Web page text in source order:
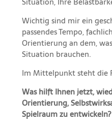
Wichtig sind mir ein
passendes Tempo,
Orientierung an dem,
Situation brauchen.
Im Mittelpunkt steht die
Was hilft Ihnen jetzt,
Orientierung,
Spielraum zu entwickeln?